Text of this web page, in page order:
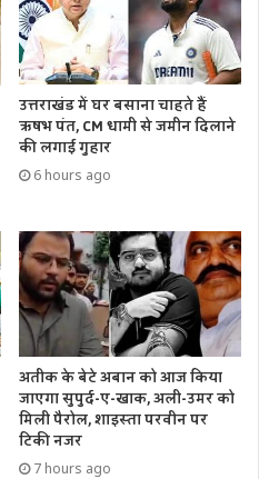
उत्तराखंड में घर बसाना चाहते हैं
ऋषभ पंत, CM धामी से जमीन दिलाने
की लगाई गुहार
6 hours ago
अतीक के बेटे अबान को आज किया
जाएगा सुपुर्द-ए-खाक, अली-उमर को
मिली पैरोल, शाइस्ता परवीन पर
टिकी नजर
7 hours ago